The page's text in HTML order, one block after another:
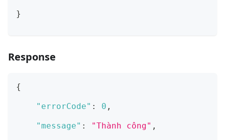
}
Response
{
"errorCode" : 0 ,
"message" : "Thành công" ,